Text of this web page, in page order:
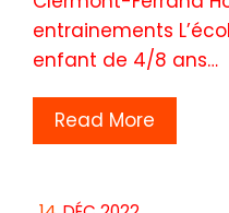
entrainements
enfant de 4/8 ans…
Read More